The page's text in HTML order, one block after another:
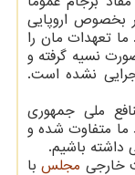
بخصوص اروپایی
تعهدات مان را
نسیه گرفته و
نشده است.
ملی جمهوری
ما متفاوت شده و
داشته باشیم.
خارجی مجلسبا